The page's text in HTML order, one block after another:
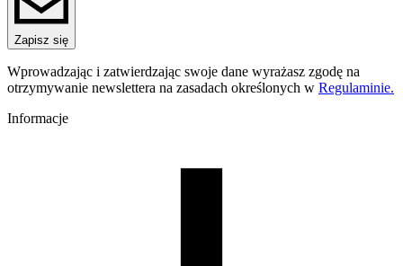
Zapisz się
Wprowadzając i zatwierdzając swoje dane wyrażasz zgodę na
otrzymywanie newslettera na zasadach określonych w Regulaminie.
Informacje